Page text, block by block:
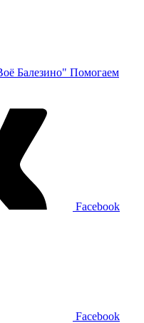
Балезино" Помогаем
Facebook
Facebook